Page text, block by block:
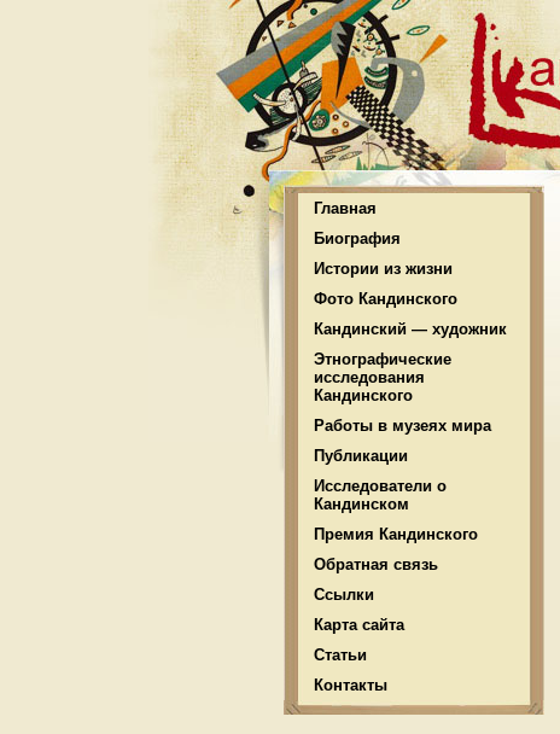
Главная
Биография
Истории из жизни
Фото Кандинского
Кандинский — художник
Этнографические
исследования
Кандинского
Работы в музеях мира
Публикации
Исследователи о
Кандинском
Премия Кандинского
Обратная связь
Ссылки
Карта сайта
Статьи
Контакты